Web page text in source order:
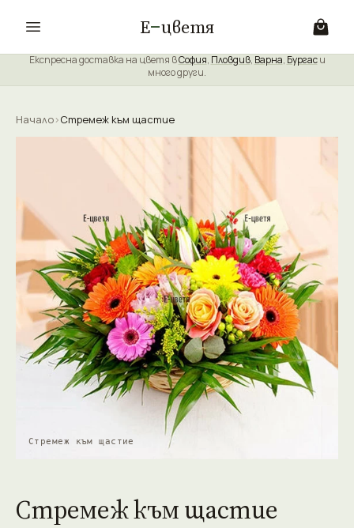
Е цветя
Експресна доставка на цветя вСофия, Пловдив, Варна, Бургаси
много други.
Начало›Стремеж към щастие
Стремеж към щастие
Стремеж към щастие